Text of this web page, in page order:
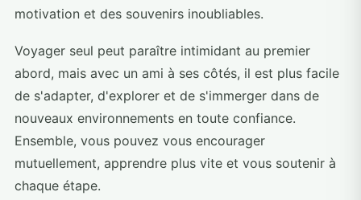
motivation et des souvenirs inoubliables.
Voyager seul peut paraître intimidant au premier
abord, mais avec un ami à ses côtés, il est plus facile
de s'adapter, d'explorer et de s'immerger dans de
nouveaux environnements en toute confiance.
Ensemble, vous pouvez vous encourager
mutuellement, apprendre plus vite et vous soutenir à
chaque étape.